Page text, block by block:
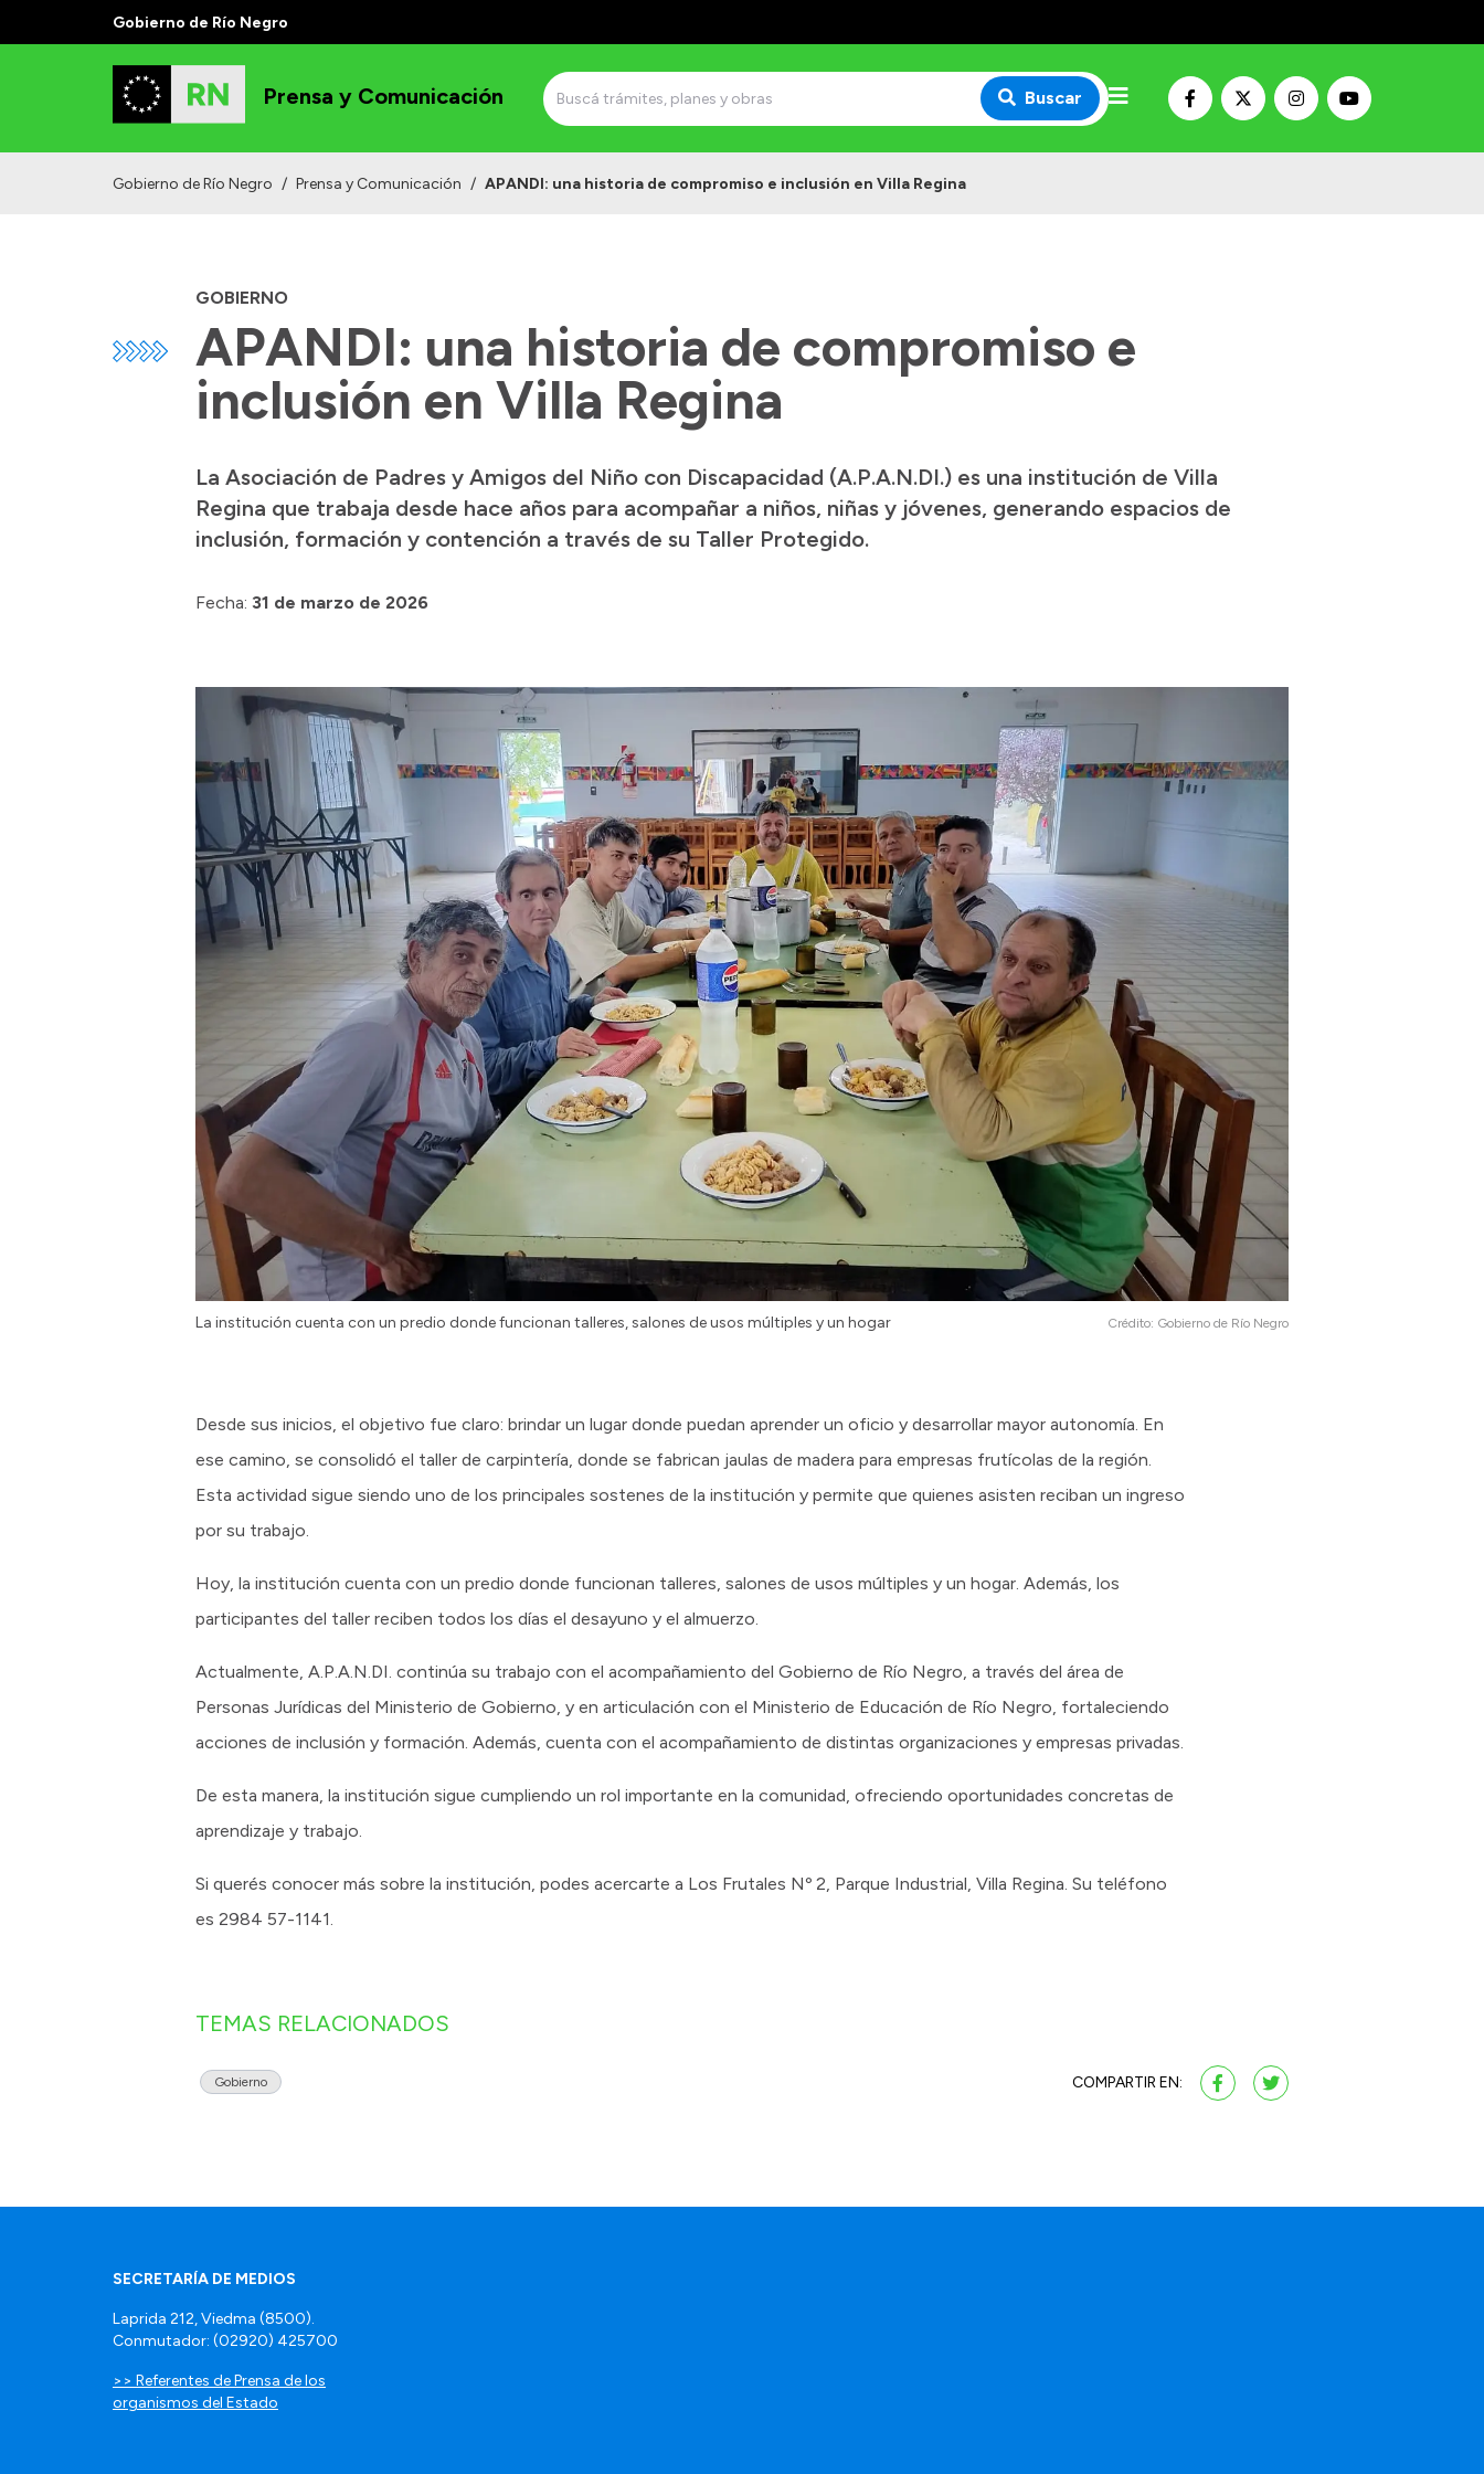
Gobierno de Río Negro
Prensa y Comunicación Buscar
Gobierno de Río Negro / Prensa y Comunicación / APANDI: una historia de compromiso e inclusión en Villa Regina
GOBIERNO
APANDI: una historia de compromiso e
inclusión en Villa Regina
La Asociación de Padres y Amigos del Niño con Discapacidad (A.P.A.N.DI.) es una institución de Villa
Regina que trabaja desde hace años para acompañar a niños, niñas y jóvenes, generando espacios de
inclusión, formación y contención a través de su Taller Protegido.
Fecha: 31 de marzo de 2026
La institución cuenta con un predio donde funcionan talleres, salones de usos múltiples y un hogar Crédito: Gobierno de Río Negro
Desde sus inicios, el objetivo fue claro: brindar un lugar donde puedan aprender un oficio y desarrollar mayor autonomía. En
ese camino, se consolidó el taller de carpintería, donde se fabrican jaulas de madera para empresas frutícolas de la región.
Esta actividad sigue siendo uno de los principales sostenes de la institución y permite que quienes asisten reciban un ingreso
por su trabajo.
Hoy, la institución cuenta con un predio donde funcionan talleres, salones de usos múltiples y un hogar. Además, los
participantes del taller reciben todos los días el desayuno y el almuerzo.
Actualmente, A.P.A.N.DI. continúa su trabajo con el acompañamiento del Gobierno de Río Negro, a través del área de
Personas Jurídicas del Ministerio de Gobierno, y en articulación con el Ministerio de Educación de Río Negro, fortaleciendo
acciones de inclusión y formación. Además, cuenta con el acompañamiento de distintas organizaciones y empresas privadas.
De esta manera, la institución sigue cumpliendo un rol importante en la comunidad, ofreciendo oportunidades concretas de
aprendizaje y trabajo.
Si querés conocer más sobre la institución, podes acercarte a Los Frutales Nº 2, Parque Industrial, Villa Regina. Su teléfono
es 2984 57-1141.
TEMAS RELACIONADOS
Gobierno COMPARTIR EN:
SECRETARÍA DE MEDIOS
Laprida 212, Viedma (8500).
Conmutador: (02920) 425700
>> Referentes de Prensa de los
organismos del Estado